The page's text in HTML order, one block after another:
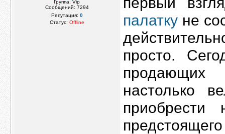
Группа: Vip
Сообщений: 7294
Репутация: 0
Статус: Offline
палатку не
просто.
настолько